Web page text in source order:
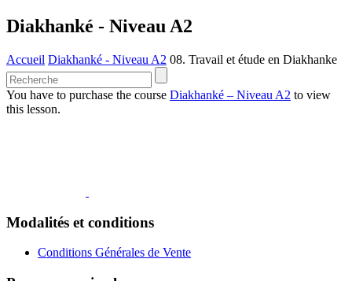
Diakhanké - Niveau A2
Accueil Diakhanké - Niveau A2 08. Travail et étude en Diakhanke
You have to purchase the course Diakhanké – Niveau A2 to view
this lesson.
Modalités et conditions
Conditions Générales de Vente